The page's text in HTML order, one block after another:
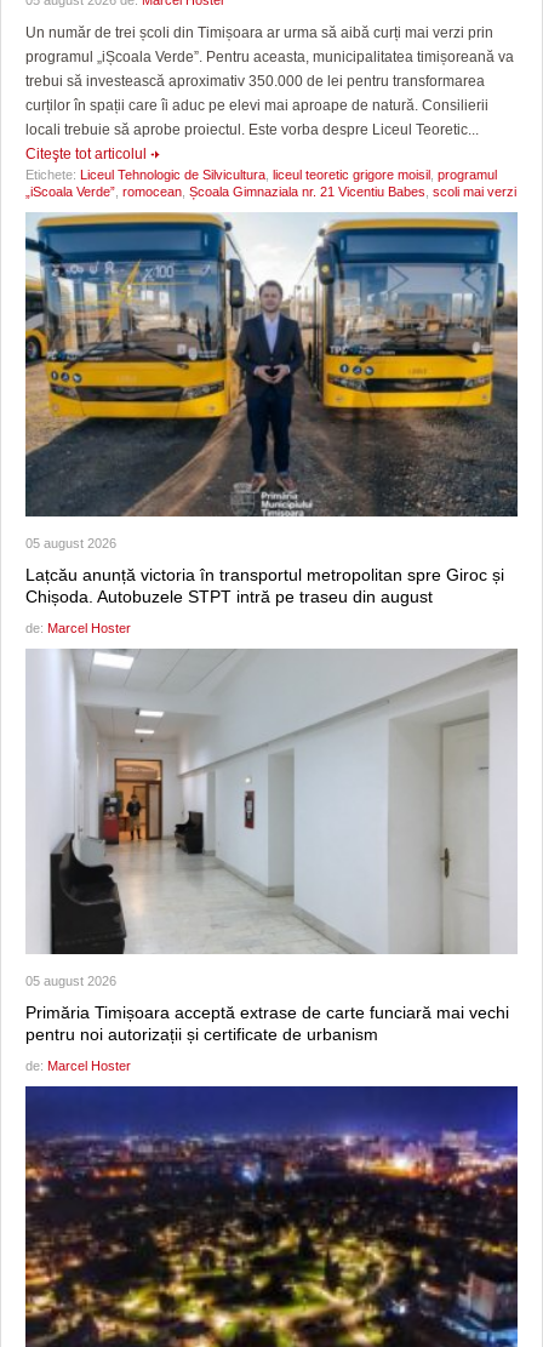
Un număr de trei școli din Timișoara ar urma să aibă curți mai verzi prin
programul „iȘcoala Verde”. Pentru aceasta, municipalitatea timișoreană va
trebui să investească aproximativ 350.000 de lei pentru transformarea
curților în spații care îi aduc pe elevi mai aproape de natură. Consilierii
locali trebuie să aprobe proiectul. Este vorba despre Liceul Teoretic...
Citeşte tot articolul
Etichete: Liceul Tehnologic de Silvicultura liceul teoretic grigore moisil programul
„iScoala Verde” romocean Școala Gimnaziala nr. 21 Vicentiu Babes scoli mai verzi
05 august 2026
Lațcău anunță victoria în transportul metropolitan spre Giroc și
Chișoda. Autobuzele STPT intră pe traseu din august
de: Marcel Hoster
05 august 2026
Primăria Timișoara acceptă extrase de carte funciară mai vechi
pentru noi autorizații și certificate de urbanism
de: Marcel Hoster